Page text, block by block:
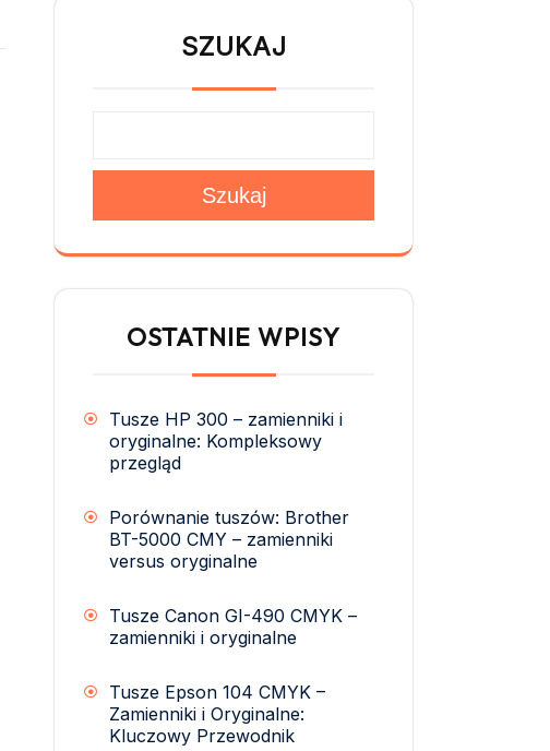
SZUKAJ
Szukaj
OSTATNIE WPISY
Tusze HP 300 – zamienniki i
oryginalne: Kompleksowy
przegląd
Porównanie tuszów: Brother
BT-5000 CMY – zamienniki
versus oryginalne
Tusze Canon GI-490 CMYK –
zamienniki i oryginalne
Tusze Epson 104 CMYK –
Zamienniki i Oryginalne:
Kluczowy Przewodnik